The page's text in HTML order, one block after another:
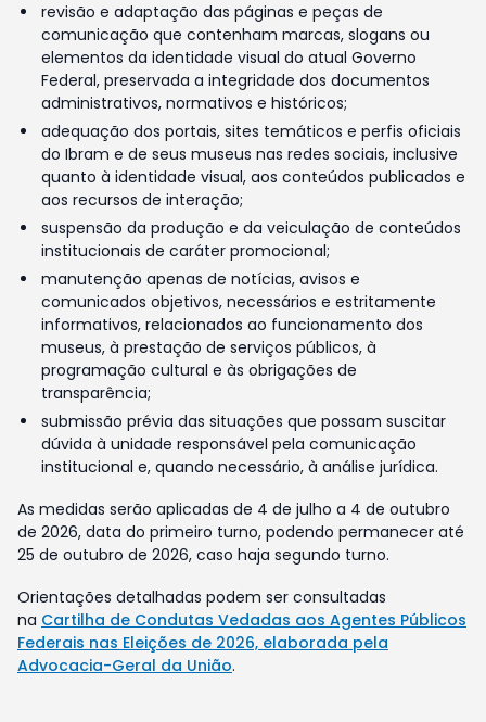
revisão e adaptação das páginas e peças de
comunicação que contenham marcas, slogans ou
elementos da identidade visual do atual Governo
Federal, preservada a integridade dos documentos
administrativos, normativos e históricos;
adequação dos portais, sites temáticos e perfis oficiais
do Ibram e de seus museus nas redes sociais, inclusive
quanto à identidade visual, aos conteúdos publicados e
aos recursos de interação;
suspensão da produção e da veiculação de conteúdos
institucionais de caráter promocional;
manutenção apenas de notícias, avisos e
comunicados objetivos, necessários e estritamente
informativos, relacionados ao funcionamento dos
museus, à prestação de serviços públicos, à
programação cultural e às obrigações de
transparência;
submissão prévia das situações que possam suscitar
dúvida à unidade responsável pela comunicação
institucional e, quando necessário, à análise jurídica.
As medidas serão aplicadas de 4 de julho a 4 de outubro
de 2026, data do primeiro turno, podendo permanecer até
25 de outubro de 2026, caso haja segundo turno.
Orientações detalhadas podem ser consultadas
na Cartilha de Condutas Vedadas aos Agentes Públicos
Federais nas Eleições de 2026, elaborada pela
Advocacia-Geral da União.